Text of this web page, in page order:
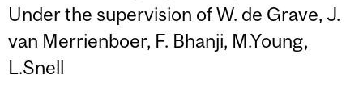
Under the supervision of W. de Grave, J.
van Merrienboer, F. Bhanji, M.Young,
L.Snell